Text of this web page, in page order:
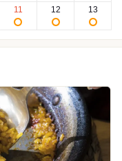
11 12 13